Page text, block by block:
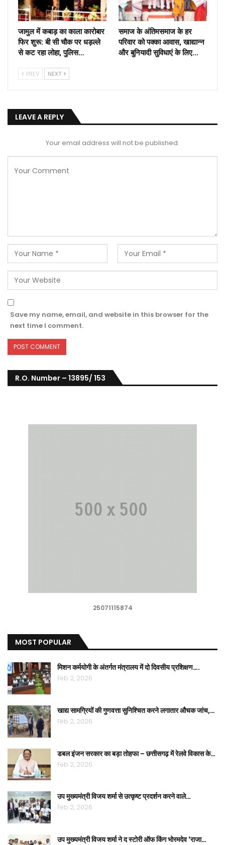
जामुल में कबाड़ का काला कारोबार
फिर शुरू: बी सी चौक पर धड़ल्ले
से कट रहा लोहा, पुलिस…
समाज के अंतिमसमाज के हर
परिवार को पक्का आवास, खाद्यान्न
और बुनियादी सुविधाएं के लिए…
PREV NEXT
LEAVE A REPLY
Your email address will not be published.
Save my name, email, and website in this browser for the
next time I comment.
R.O. Number – 13895/ 153
25071115874
MOST POPULAR
मिशन कर्मयोगी के अंतर्गत मंत्रालय में दो दिवसीय प्रशिक्षण….
Feb 2, 2026
खाद्य सामग्रियों की गुणवत्ता सुनिश्चित करने लगातार औचक जांच,…
Feb 2, 2026
डबल इंजन सरकार का बड़ा तोहफा – छत्तीसगढ़ में रेलवे विकास के…
Feb 2, 2026
उप मुख्यमंत्री विजय शर्मा से उत्कृष्ट प्रदर्शन करने वाले…
Feb 2, 2026
उप मुख्यमंत्री विजय शर्मा ने द स्टोरी ऑफ किंग भोरमदेव ‘राजा…